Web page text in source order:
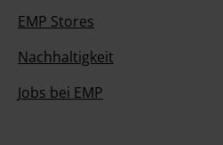
EMP Stores
Nachhaltigkeit
Jobs bei EMP